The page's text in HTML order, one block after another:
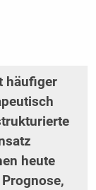
häufiger
heute